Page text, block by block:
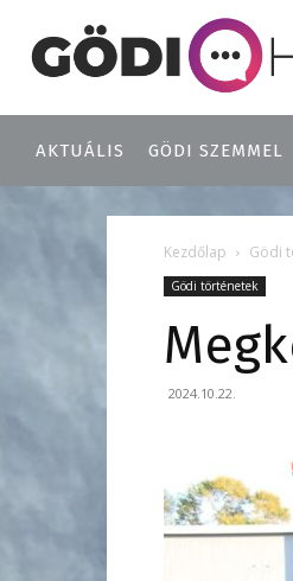
AKTUÁLIS GÖDI SZEMMEL
Kezdőlap Gödi
Gödi történetek
2024.10.22.